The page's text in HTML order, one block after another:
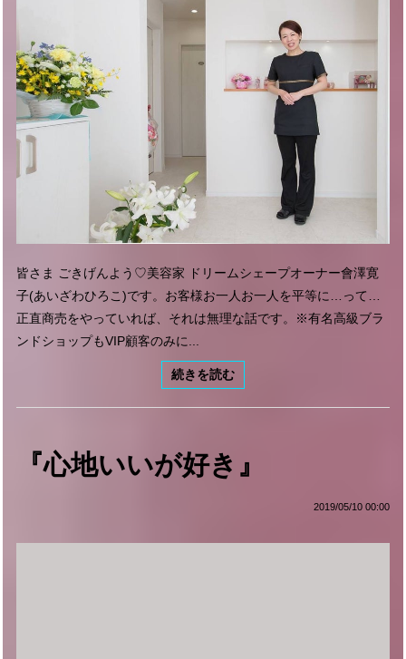
皆さま ごきげんよう♡美容家 ドリームシェープオーナー會澤寛
子(あいざわひろこ)です。お客様お一人お一人を平等に…って…
正直商売をやっていれば、それは無理な話です。※有名高級ブラ
ンドショップもVIP顧客のみに...
続きを読む
『心地いいが好き』
2019/05/10 00:00